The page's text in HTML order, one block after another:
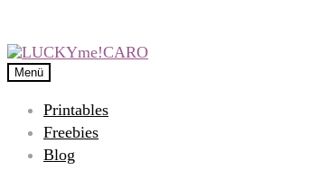
Menü
Printables
Freebies
Blog